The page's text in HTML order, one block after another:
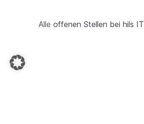
Alle offenen Stellen bei hils IT